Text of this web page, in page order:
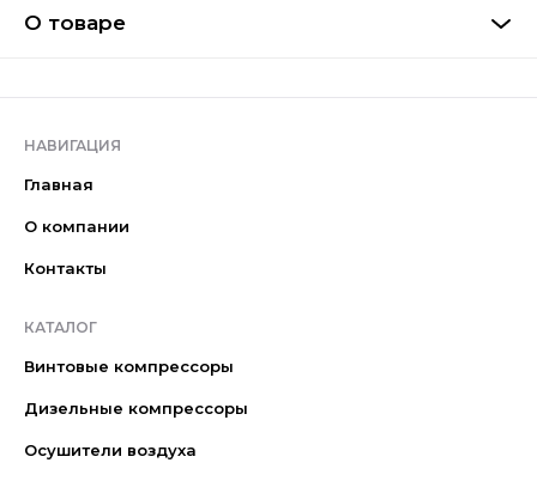
О товаре
НАВИГАЦИЯ
Главная
О компании
Контакты
КАТАЛОГ
Винтовые компрессоры
Дизельные компрессоры
Осушители воздуха